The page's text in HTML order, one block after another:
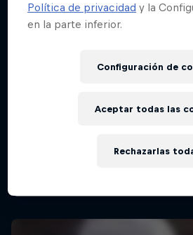
Red Bull Rampage
Política de privacidad y la
en la parte inferior.
Configuración de
Rechazarlas
Aceptar todas las